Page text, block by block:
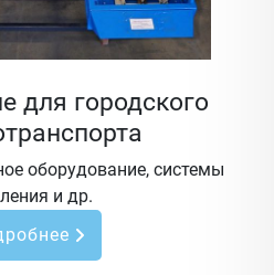
для городского
оборудование, системы
и др.